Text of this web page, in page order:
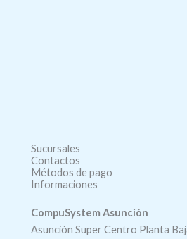
Sucursales
Contactos
Métodos de pago
Informaciones
CompuSystem Asunción
Asunción Super Centro Planta